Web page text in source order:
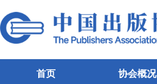
首页 协会概况